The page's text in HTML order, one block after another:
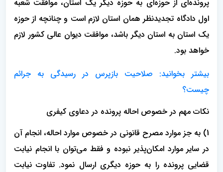
پرونده‌ای از حوزه‌ای به حوزه دیگر یک استان، موافقت شعبه
اول دادگاه تجدیدنظر همان استان لازم است و چنانچه از حوزه
یک استان به استان دیگر باشد، موافقت دیوان عالی کشور لازم
خواهد بود.
بیشتر بخوانید: صلاحیت بازپرس در رسیدگی به جرائم
چیست؟
نکات مهم در خصوص احاله پرونده در دعاوی کیفری
1) به جز موارد مصرح قانونی در خصوص موارد احاله، انجام آن
در سایر موارد امکان‌پذیر نبوده و فقط می‌توان با انجام نیابت
قضایی پرونده را به حوزه دیگری ارسال نمود. تفاوت نیابت